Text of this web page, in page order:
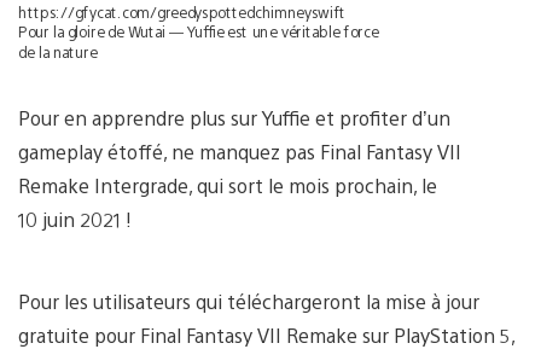
https://gfycat.com/greedyspottedchimneyswift
Pour la gloire de Wutai — Yuffie est une véritable force
de la nature
Pour en apprendre plus sur Yuffie et profiter d’un
gameplay étoffé, ne manquez pas Final Fantasy VII
Remake Intergrade, qui sort le mois prochain, le
10 juin 2021 !
Pour les utilisateurs qui téléchargeront la mise à jour
gratuite pour Final Fantasy VII Remake sur PlayStation 5,